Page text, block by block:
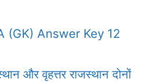
(GK) Answer Key 12
और वृहत्तर राजस्थान दोनों